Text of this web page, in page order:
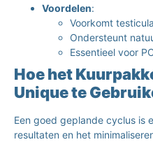
Voordelen:
Voorkomt
Ondersteunt
Essentieel voor
Hoe het
Unique te
Een goed geplande cyclus is
resultaten en het